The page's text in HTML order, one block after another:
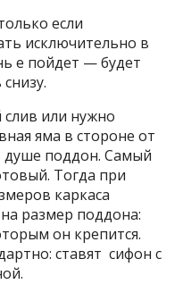
если
исключительно в
е пойдет — будет
слив или нужно
яма в стороне от
душе поддон. Самый
Тогда при
каркаса
размер поддона:
он крепится.
ставят сифон с